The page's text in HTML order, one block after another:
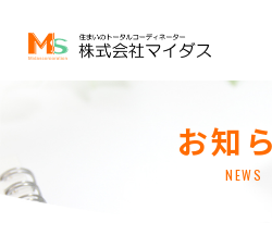
お知
NEWS